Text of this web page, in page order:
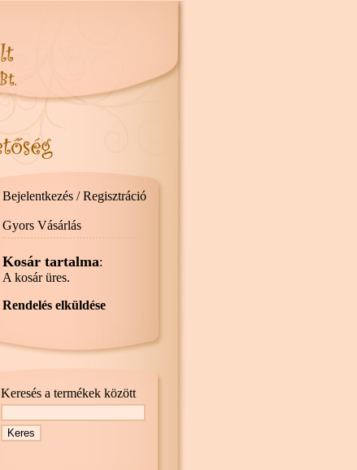
Bejelentkezés / Regisztráció
Gyors Vásárlás
Kosár tartalma:
A kosár üres.
Rendelés elküldése
Keresés a termékek között